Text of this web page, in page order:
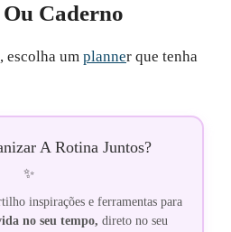
Caderno
escolha um planner que tenha
A Rotina Juntos?
✨
inspirações e ferramentas para
no seu tempo, direto no seu